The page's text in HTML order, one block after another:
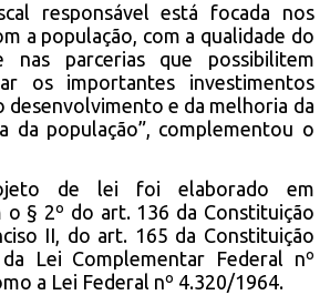
responsável está focada nos
a população, com a qualidade do
nas parcerias que possibilitem
os importantes investimentos
e da melhoria da
da população”, complementou o
de lei foi elaborado em
o § 2º do art. 136 da Constituição
II, do art. 165 da Constituição
Lei Complementar Federal nº
a Lei Federal nº 4.320/1964.